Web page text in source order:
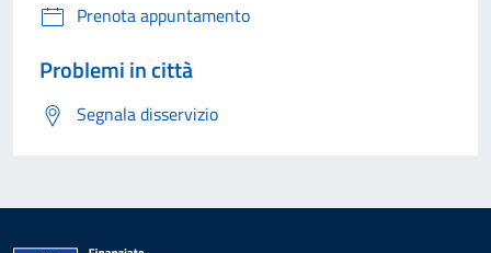
Prenota appuntamento
Problemi in città
Segnala disservizio